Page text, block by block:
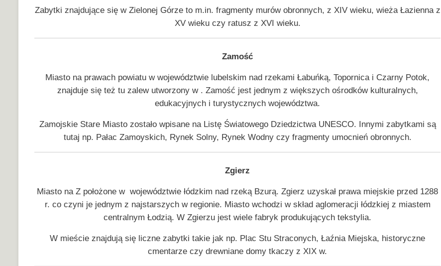
Zabytki znajdujące się w Zielonej Górze to m.in. fragmenty murów obronnych, z XIV wieku, wieża Łazienna z
XV wieku czy ratusz z XVI wieku.
Zamość
Miasto na prawach powiatu w województwie lubelskim nad rzekami Łabuńką, Topornica i Czarny Potok,
znajduje się też tu zalew utworzony w . Zamość jest jednym z większych ośrodków kulturalnych,
edukacyjnych i turystycznych województwa.
Zamojskie Stare Miasto zostało wpisane na Listę Światowego Dziedzictwa UNESCO. Innymi zabytkami są
tutaj np. Pałac Zamoyskich, Rynek Solny, Rynek Wodny czy fragmenty umocnień obronnych.
Zgierz
Miasto na Z położone w województwie łódzkim nad rzeką Bzurą. Zgierz uzyskał prawa miejskie przed 1288
r. co czyni je jednym z najstarszych w regionie. Miasto wchodzi w skład aglomeracji łódzkiej z miastem
centralnym Łodzią. W Zgierzu jest wiele fabryk produkujących tekstylia.
W mieście znajdują się liczne zabytki takie jak np. Plac Stu Straconych, Łaźnia Miejska, historyczne
cmentarze czy drewniane domy tkaczy z XIX w.